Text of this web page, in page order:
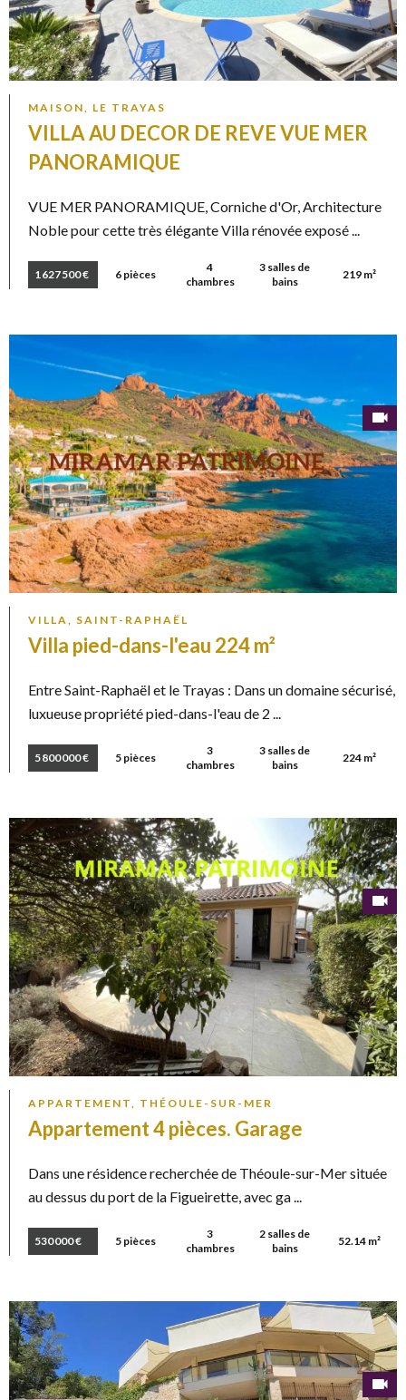
MAISON, LE TRAYAS
VILLA AU DECOR DE REVE VUE MER
PANORAMIQUE
VUE MER PANORAMIQUE, Corniche d'Or, Architecture
Noble pour cette très élégante Villa rénovée exposé ...
1 627 500 € 6 pièces
4
chambres
3 salles de
bains
219 m²
VILLA, SAINT-RAPHAËL
Villa pied-dans-l'eau 224 m²
Entre Saint-Raphaël et le Trayas : Dans un domaine sécurisé,
luxueuse propriété pied-dans-l'eau de 2 ...
5 800 000 € 5 pièces
3
chambres
3 salles de
bains
224 m²
APPARTEMENT, THÉOULE-SUR-MER
Appartement 4 pièces. Garage
Dans une résidence recherchée de Théoule-sur-Mer située
au dessus du port de la Figueirette, avec ga ...
530 000 € 5 pièces
3
chambres
2 salles de
bains
52.14 m²